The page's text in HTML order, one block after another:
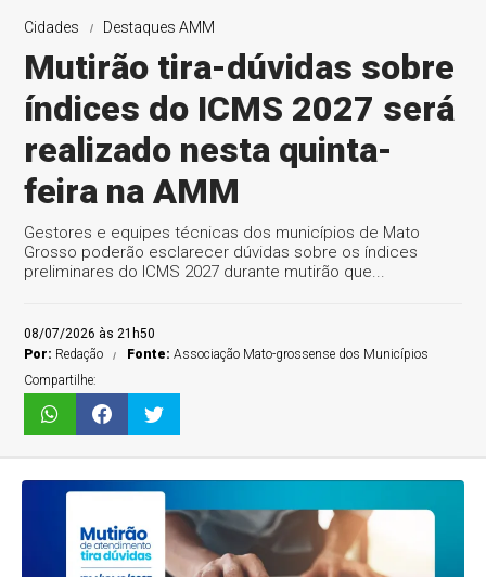
Cidades Destaques AMM
Mutirão tira-dúvidas sobre
índices do ICMS 2027 será
realizado nesta quinta-
feira na AMM
Gestores e equipes técnicas dos municípios de Mato
Grosso poderão esclarecer dúvidas sobre os índices
preliminares do ICMS 2027 durante mutirão que...
08/07/2026 às 21h50
Por: Redação Fonte:Associação Mato-grossense dos Municípios
Compartilhe: